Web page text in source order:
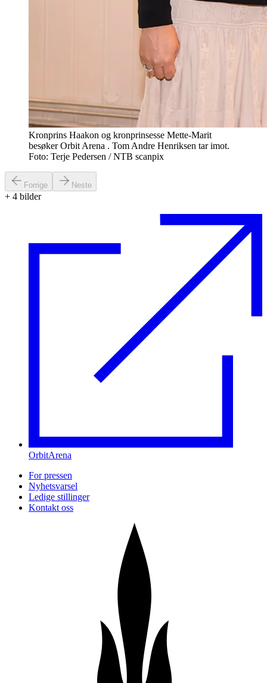
Kronprins Haakon og kronprinsesse Mette-Marit
besøker Orbit Arena . Tom Andre Henriksen tar imot.
Foto: Terje Pedersen / NTB scanpix
Forrige Neste
+ 4 bilder
OrbitArena
For pressen
Nyhetsvarsel
Ledige stillinger
Kontakt oss